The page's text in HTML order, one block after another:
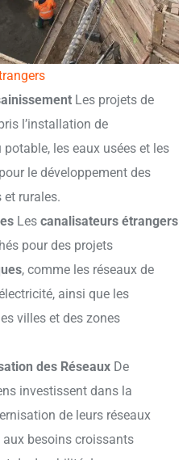
Les projets de
l’installation de
les eaux usées et les
le développement des
rurales.
Les canalisateurs étrangers
pour des projets
, comme les réseaux de
ainsi que les
villes et des zones
des Réseaux De
investissent dans la
de leurs réseaux
besoins croissants